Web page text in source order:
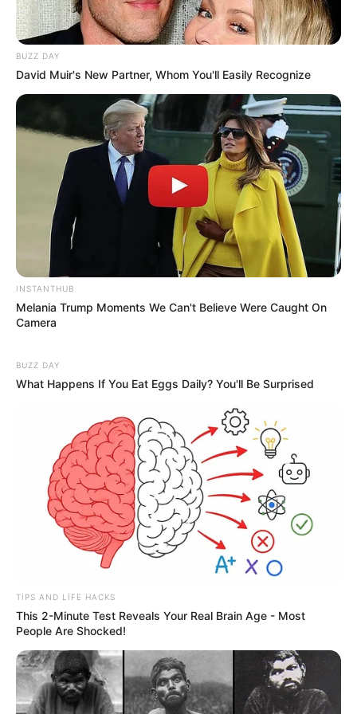
21:39 / 05 Avqust 2026
Bu restoranda müştərilər tamamilə
çılpaq nahar edirlər
146 0
21:24 / 05 Avqust 2026 CƏMİYYƏT
Kartdan-karta köçürmə ilə bağlı limitlər
bu banklarda işləmir
160
BUZZ DAY
David Muir's New Partner, Whom You'll Easily Recognize
INSTANTHUB
Melania Trump Moments We Can't Believe Were Caught On
Camera
BUZZ DAY
What Happens If You Eat Eggs Daily? You'll Be Surprised
TIPS AND LIFE HACKS
This 2-Minute Test Reveals Your Real Brain Age - Most
People Are Shocked!